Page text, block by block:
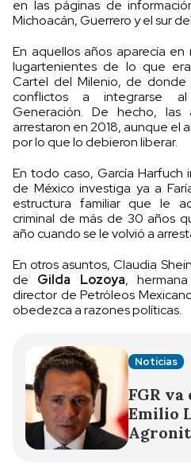
en las páginas de
Michoacán, Guerrero y el sur
En aquellos años aparecía
lugartenientes de lo que
Cartel del Milenio, de donde
conflictos a integrarse
Generación. De hecho, las
arrestaron en 2018, aunque el
por lo que lo debieron liberar.
En todo caso, García
de México investiga ya a
estructura familiar que le
criminal de más de 30 años
año cuando se le volvió a
En otros asuntos, Claudia
de Gilda Lozoya,
director de Petróleos
obedezca a razones políticas.
Noticias
FGR
Emilio